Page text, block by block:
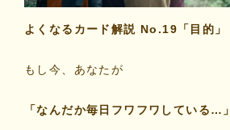
よくなるメッセージ
よくなるカード解説 No.19「目的」
もし今、あなたが
「なんだか毎日フワフワしている…」